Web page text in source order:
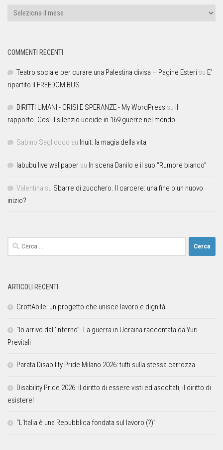
COMMENTI RECENTI
Teatro sociale per curare una Palestina divisa – Pagine Esteri su E’
ripartito il FREEDOM BUS
DIRITTI UMANI - CRISI E SPERANZE - My WordPress su Il
rapporto. Così il silenzio uccide in 169 guerre nel mondo
Sabino Sagliocco su Inuit: la magia della vita
labubu live wallpaper su In scena Danilo e il suo “Rumore bianco”
Valentina su Sbarre di zucchero. Il carcere: una fine o un nuovo
inizio?
ARTICOLI RECENTI
CrottAbile: un progetto che unisce lavoro e dignità
“Io arrivo dall’inferno”. La guerra in Ucraina raccontata da Yuri
Previtali
Parata Disability Pride Milano 2026: tutti sulla stessa carrozza
Disability Pride 2026: il diritto di essere visti ed ascoltati, il diritto di
esistere!
“L’Italia è una Repubblica fondata sul lavoro (?)”